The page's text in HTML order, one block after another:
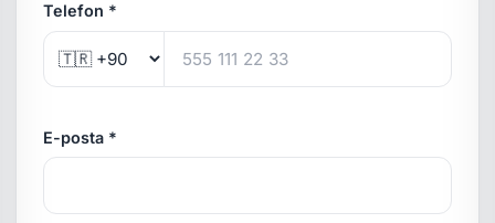
Telefon *
E-posta *